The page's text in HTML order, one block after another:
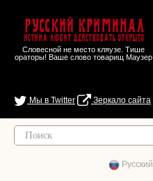
Русский Криминал
Истина любит действовать открыто
Словесной не место кляузе. Тише
ораторы! Ваше слово товарищ Маузер
Мы в Twitter Зеркало сайта
Русский